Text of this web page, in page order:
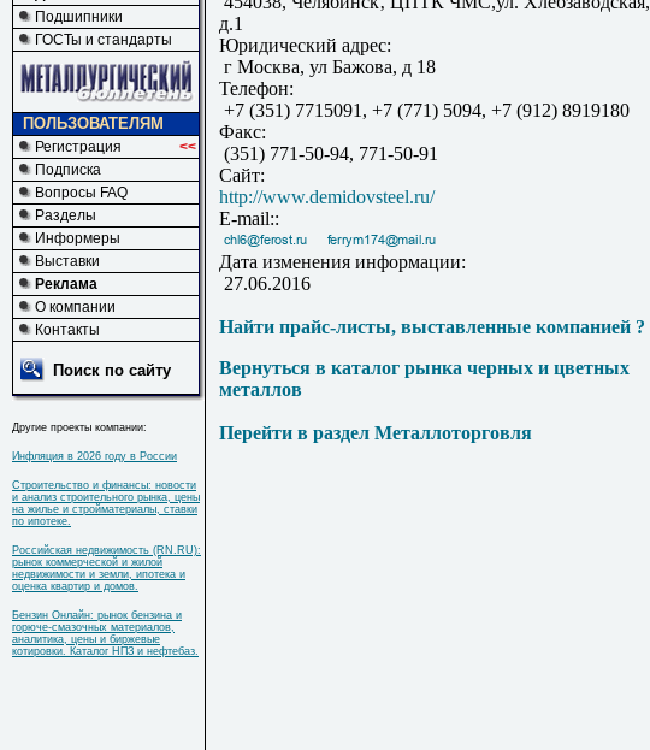
Подшипники
ГОСТы и стандарты
ПОЛЬЗОВАТЕЛЯМ
Регистрация
<<
Подписка
Вопросы FAQ
Разделы
Информеры
Выставки
Реклама
О компании
Контакты
Поиск по сайту
Другие проекты компании:
Инфляция в 2026 году в России
Строительство и финансы: новости
и анализ строительного рынка, цены
на жилье и стройматериалы, ставки
по ипотеке.
Российская недвижимость (RN.RU):
рынок коммерческой и жилой
недвижимости и земли, ипотека и
оценка квартир и домов.
Бензин Онлайн: рынок бензина и
горюче-смазочных материалов,
аналитика, цены и биржевые
котировки. Каталог НПЗ и нефтебаз.
д.1
Юридический адрес:
г Москва, ул Бажова, д 18
Телефон:
+7 (351) 7715091, +7 (771) 5094, +7 (912) 8919180
Факс:
(351) 771-50-94, 771-50-91
Сайт:
http://www.demidovsteel.ru/
E-mail::
Дата изменения информации:
27.06.2016
Найти прайс-листы, выставленные компанией ?
Вернуться в каталог рынка черных и цветных
металлов
Перейти в раздел Металлоторговля